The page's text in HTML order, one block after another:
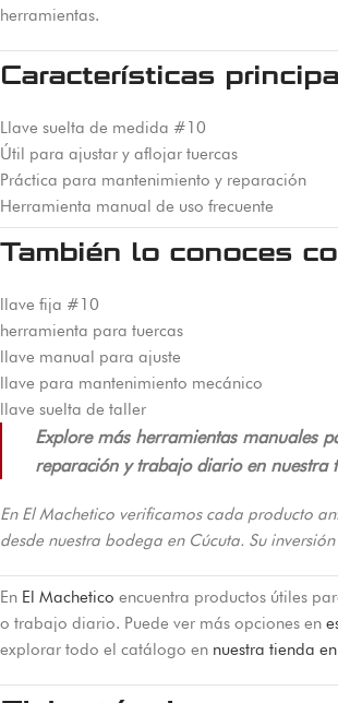
herramientas.
Características
Llave suelta de medida #10
Útil para ajustar y aflojar tuercas
Práctica para mantenimiento y reparación
Herramienta manual de uso frecuente
También lo conoces
llave fija #10
herramienta para tuercas
llave manual para ajuste
llave para mantenimiento mecánico
llave suelta de taller
Explore más herramientas manuales
reparación y trabajo diario en nuestra
En El Machetico verificamos cada producto
desde nuestra bodega en Cúcuta. Su
En El Machetico encuentra productos útiles
o trabajo diario. Puede ver más opciones en
explorar todo el catálogo en nuestra tienda